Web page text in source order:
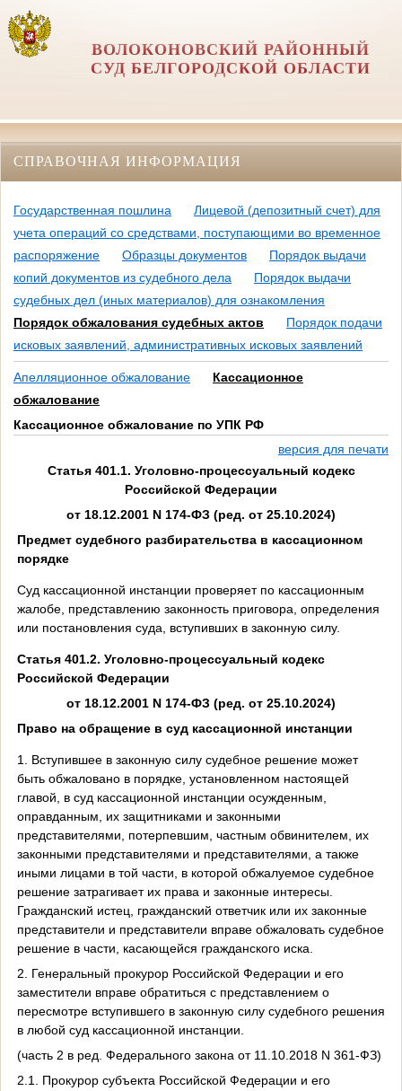
ВОЛОКОНОВСКИЙ РАЙОННЫЙ
СУД БЕЛГОРОДСКОЙ ОБЛАСТИ
СПРАВОЧНАЯ ИНФОРМАЦИЯ
Государственная пошлина
Лицевой (депозитный счет) для
учета операций со средствами, поступающими во временное
распоряжение
Образцы документов
Порядок выдачи
копий документов из судебного дела
Порядок выдачи
судебных дел (иных материалов) для ознакомления
Порядок обжалования судебных актов
Порядок подачи
исковых заявлений, административных исковых заявлений
Апелляционное обжалование
Кассационное
обжалование
Кассационное обжалование по УПК РФ
версия для печати
Статья 401.1. Уголовно-процессуальный кодекс
Российской Федерации
от 18.12.2001 N 174-ФЗ (ред. от 25.10.2024)
Предмет судебного разбирательства в кассационном
порядке
Суд кассационной инстанции проверяет по кассационным
жалобе, представлению законность приговора, определения
или постановления суда, вступивших в законную силу.
Статья 401.2. Уголовно-процессуальный кодекс
Российской Федерации
от 18.12.2001 N 174-ФЗ (ред. от 25.10.2024)
Право на обращение в суд кассационной инстанции
1. Вступившее в законную силу судебное решение может
быть обжаловано в порядке, установленном настоящей
главой, в суд кассационной инстанции осужденным,
оправданным, их защитниками и законными
представителями, потерпевшим, частным обвинителем, их
законными представителями и представителями, а также
иными лицами в той части, в которой обжалуемое судебное
решение затрагивает их права и законные интересы.
Гражданский истец, гражданский ответчик или их законные
представители и представители вправе обжаловать судебное
решение в части, касающейся гражданского иска.
2. Генеральный прокурор Российской Федерации и его
заместители вправе обратиться с представлением о
пересмотре вступившего в законную силу судебного решения
в любой суд кассационной инстанции.
(часть 2 в ред. Федерального закона от 11.10.2018 N 361-ФЗ)
2.1. Прокурор субъекта Российской Федерации и его